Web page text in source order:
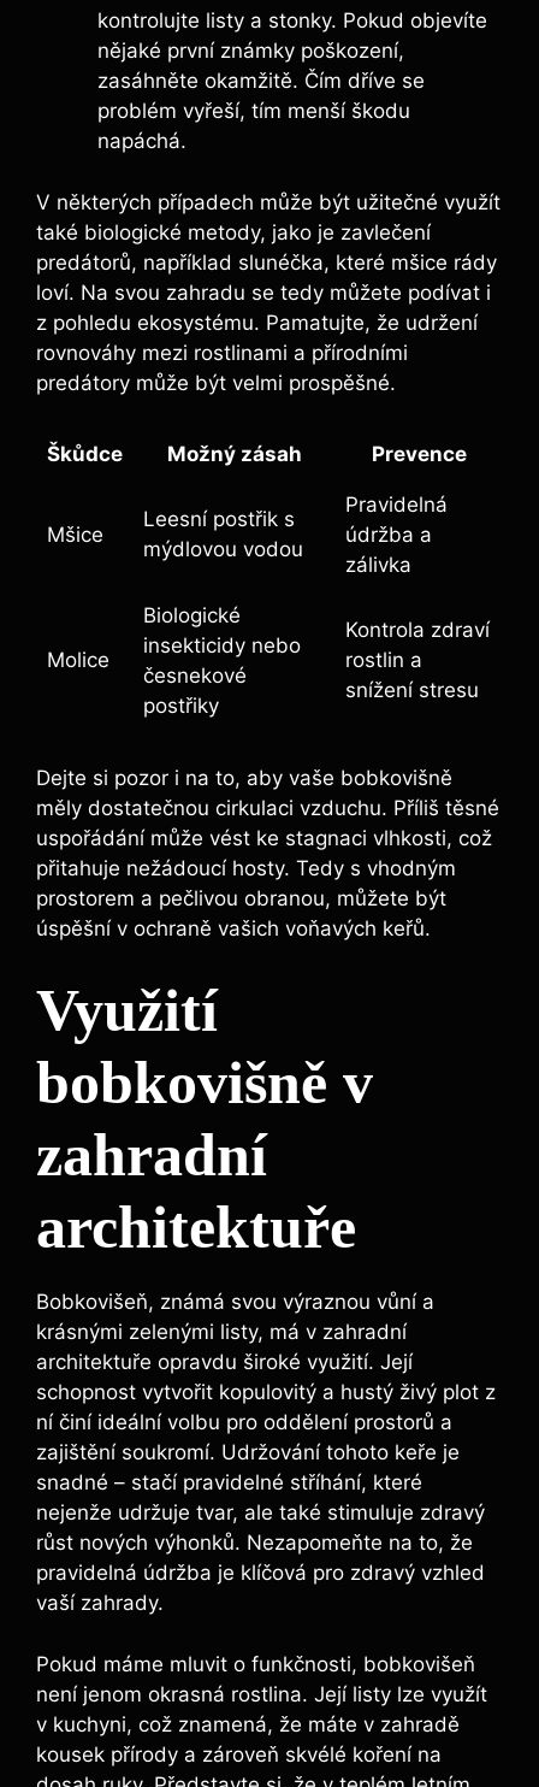
kontrolujte listy a stonky. Pokud objevíte
nějaké první známky poškození,
zasáhněte okamžitě. Čím dříve se
problém vyřeší, tím menší škodu
napáchá.
V některých případech může být užitečné využít
také biologické metody, jako je zavlečení
predátorů, například slunéčka, které mšice rády
loví. Na svou zahradu se tedy můžete podívat i
z pohledu ekosystému. Pamatujte, že udržení
rovnováhy mezi rostlinami a přírodními
predátory může být velmi prospěšné.
Škůdce Možný zásah Prevence
Mšice
Leesní postřik s
mýdlovou vodou
Pravidelná
údržba a
zálivka
Molice
Biologické
insekticidy nebo
česnekové
postřiky
Kontrola zdraví
rostlin a
snížení stresu
Dejte si pozor i na to, aby vaše bobkovišně
měly dostatečnou cirkulaci vzduchu. Příliš těsné
uspořádání může vést ke stagnaci vlhkosti, což
přitahuje nežádoucí hosty. Tedy s vhodným
prostorem a pečlivou obranou, můžete být
úspěšní v ochraně vašich voňavých keřů.
Využití
bobkovišně v
zahradní
architektuře
Bobkovišeň, známá svou výraznou vůní a
krásnými zelenými listy, má v zahradní
architektuře opravdu široké využití. Její
schopnost vytvořit kopulovitý a hustý živý plot z
ní činí ideální volbu pro oddělení prostorů a
zajištění soukromí. Udržování tohoto keře je
snadné – stačí pravidelné stříhání, které
nejenže udržuje tvar, ale také stimuluje zdravý
růst nových výhonků. Nezapomeňte na to, že
pravidelná údržba je klíčová pro zdravý vzhled
vaší zahrady.
Pokud máme mluvit o funkčnosti, bobkovišeň
není jenom okrasná rostlina. Její listy lze využít
v kuchyni, což znamená, že máte v zahradě
kousek přírody a zároveň skvélé koření na